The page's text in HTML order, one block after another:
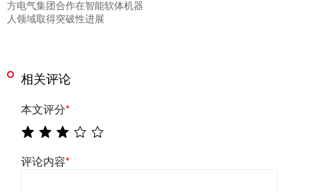
方电气集团合作在智能软体机器
人领域取得突破性进展
相关评论
本文评分*
评论内容*